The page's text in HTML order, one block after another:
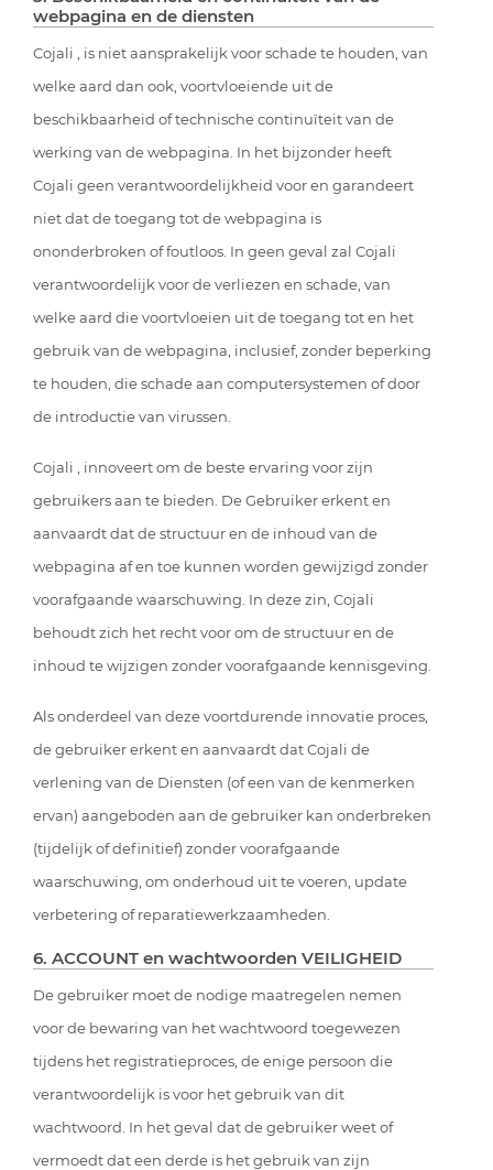
webpagina en de diensten
Cojali , is niet aansprakelijk voor schade te houden, van
welke aard dan ook, voortvloeiende uit de
beschikbaarheid of technische continuïteit van de
werking van de webpagina. In het bijzonder heeft
Cojali geen verantwoordelijkheid voor en garandeert
niet dat de toegang tot de webpagina is
ononderbroken of foutloos. In geen geval zal Cojali
verantwoordelijk voor de verliezen en schade, van
welke aard die voortvloeien uit de toegang tot en het
gebruik van de webpagina, inclusief, zonder beperking
te houden, die schade aan computersystemen of door
de introductie van virussen.
Cojali , innoveert om de beste ervaring voor zijn
gebruikers aan te bieden. De Gebruiker erkent en
aanvaardt dat de structuur en de inhoud van de
webpagina af en toe kunnen worden gewijzigd zonder
voorafgaande waarschuwing. In deze zin, Cojali
behoudt zich het recht voor om de structuur en de
inhoud te wijzigen zonder voorafgaande kennisgeving.
Als onderdeel van deze voortdurende innovatie proces,
de gebruiker erkent en aanvaardt dat Cojali de
verlening van de Diensten (of een van de kenmerken
ervan) aangeboden aan de gebruiker kan onderbreken
(tijdelijk of definitief) zonder voorafgaande
waarschuwing, om onderhoud uit te voeren, update
verbetering of reparatiewerkzaamheden.
6. ACCOUNT en wachtwoorden VEILIGHEID
De gebruiker moet de nodige maatregelen nemen
voor de bewaring van het wachtwoord toegewezen
tijdens het registratieproces, de enige persoon die
verantwoordelijk is voor het gebruik van dit
wachtwoord. In het geval dat de gebruiker weet of
vermoedt dat een derde is het gebruik van zijn